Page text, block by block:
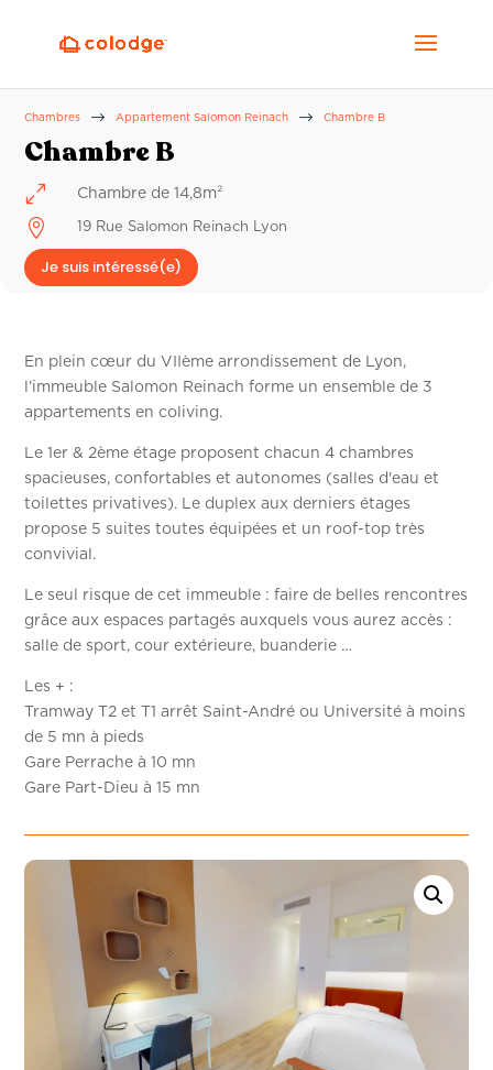
Chambres $ Appartement Salomon Reinach $ Chambre B
Chambre B
0 Chambre de 14,8m²
 19 Rue Salomon Reinach Lyon
Je suis intéressé(e)
En plein cœur du VIIème arrondissement de Lyon,
l’immeuble Salomon Reinach forme un ensemble de 3
appartements en coliving.
Le 1er & 2ème étage proposent chacun 4 chambres
spacieuses, confortables et autonomes (salles d'eau et
toilettes privatives). Le duplex aux derniers étages
propose 5 suites toutes équipées et un roof-top très
convivial.
Le seul risque de cet immeuble : faire de belles rencontres
grâce aux espaces partagés auxquels vous aurez accès :
salle de sport, cour extérieure, buanderie …
Les + :
Tramway T2 et T1 arrêt Saint-André ou Université à moins
de 5 mn à pieds
Gare Perrache à 10 mn
Gare Part-Dieu à 15 mn